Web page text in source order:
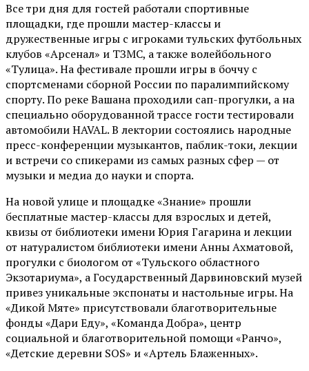
Все три дня для гостей работали спортивные
площадки, где прошли мастер-классы и
дружественные игры с игроками тульских футбольных
клубов «Арсенал» и ТЗМС, а также волейбольного
«Тулица». На фестивале прошли игры в боччу с
спортсменами сборной России по паралимпийскому
спорту. По реке Вашана проходили сап-прогулки, а на
специально оборудованной трассе гости тестировали
автомобили HAVAL. В лектории состоялись народные
пресс-конференции музыкантов, паблик-токи, лекции
и встречи со спикерами из самых разных сфер — от
музыки и медиа до науки и спорта.
На новой улице и площадке «Знание» прошли
бесплатные мастер-классы для взрослых и детей,
квизы от библиотеки имени Юрия Гагарина и лекции
от натуралистом библиотеки имени Анны Ахматовой,
прогулки с биологом от «Тульского областного
Экзотариума», а Государственный Дарвиновский музей
привез уникальные экспонаты и настольные игры. На
«Дикой Мяте» присутствовали благотворительные
фонды «Дари Еду», «Команда Добра», центр
социальной и благотворительной помощи «Ранчо»,
«Детские деревни SOS» и «Артель Блаженных».